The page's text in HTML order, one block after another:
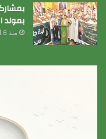
بمولد
منذ 6 أيام